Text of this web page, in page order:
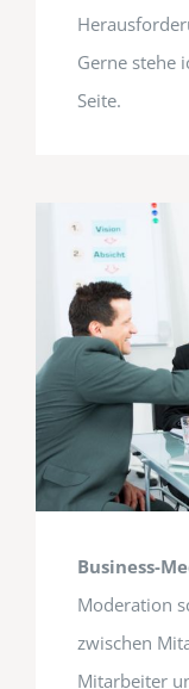
Gerne stehe
Seite.
Business-
Moderation
zwischen
Mitarbeiter